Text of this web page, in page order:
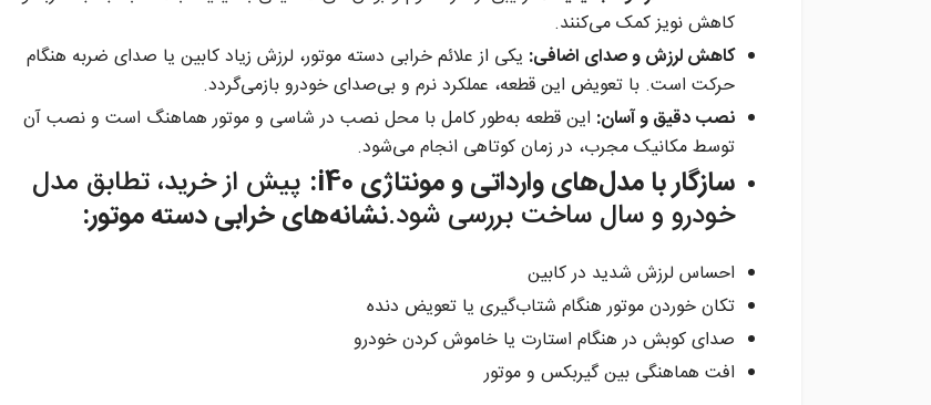
کاهش نویز کمک می‌کنند.
کاهش لرزش و صدای اضافی: یکی از علائم خرابی دسته موتور، لرزش زیاد کابین یا صدای ضربه هنگام
حرکت است. با تعویض این قطعه، عملکرد نرم و بی‌صدای خودرو بازمی‌گردد.
نصب دقیق و آسان: این قطعه به‌طور کامل با محل نصب در شاسی و موتور هماهنگ است و نصب آن
توسط مکانیک مجرب، در زمان کوتاهی انجام می‌شود.
سازگار با مدل‌های وارداتی و مونتاژی i40: پیش از خرید، تطابق مدل
خودرو و سال ساخت بررسی شود.نشانه‌های خرابی دسته موتور:
احساس لرزش شدید در کابین
تکان خوردن موتور هنگام شتاب‌گیری یا تعویض دنده
صدای کوبش در هنگام استارت یا خاموش کردن خودرو
افت هماهنگی بین گیربکس و موتور